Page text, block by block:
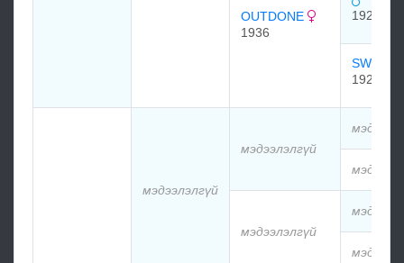
OUTDONE
1936
1923
SWEEP
1926
мэдээлэлгүй
мэдээлэлгүй
мэдээлэлгүй